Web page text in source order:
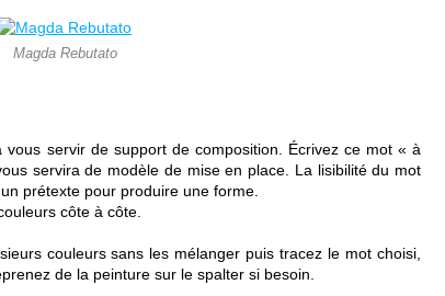
Magda Rebutato
servir de support de composition. Écrivez ce mot « à
servira de modèle de mise en place. La lisibilité du mot
prétexte pour produire une forme.
côte à côte.
couleurs sans les mélanger puis tracez le mot choisi,
de la peinture sur le spalter si besoin.